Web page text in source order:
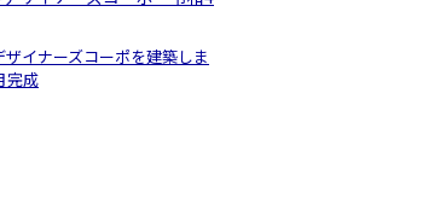
イナーズコーポを建築しま
完成